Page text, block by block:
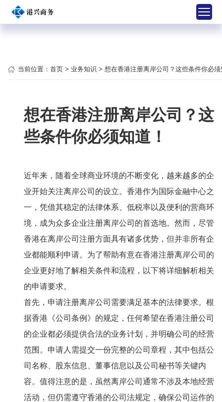
当前位置： 首页 > 业务知识 > 想在香港注册离岸公司？这些条件你必须
想在香港注册离岸公司？这
些条件你必须知道！
近年来，随着全球商业环境的不断变化，越来越多的企
业开始关注离岸公司的设立。香港作为国际金融中心之
一，凭借其稳定的法律体系、低税率以及便利的营商环
境，成为众多企业注册离岸公司的首选地。然而，尽管
香港在离岸公司注册方面具有诸多优势，但并非所有企
业都能顺利申请。为了帮助有意在香港注册离岸公司的
企业更好地了解相关条件和流程，以下将详细解析相关
的申请要求。
首先，申请注册离岸公司需要满足基本的法律要求。根
据香港《公司条例》的规定，任何希望在香港注册公司
的企业都必须提供合法的业务计划，并明确公司的经营
范围。申请人需提交一份完整的公司章程，其中包括公
司名称、股东信息、董事信息以及公司秘书等关键内
容。值得注意的是，虽然离岸公司通常不涉及本地经营
活动，但仍需遵守香港的公司法规定，确保公司运作的